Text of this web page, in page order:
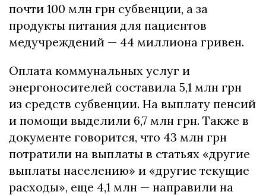
почти 100 млн грн субвенции, а за
продукты питания для пациентов
медучреждений — 44 миллиона гривен.
Оплата коммунальных услуг и
энергоносителей составила 5,1 млн грн
из средств субвенции. На выплату пенсий
и помощи выделили 6,7 млн грн. Также в
документе говорится, что 43 млн грн
потратили на выплаты в статьях «другие
выплаты населению» и «другие текущие
расходы», еще 4,1 млн — направили на